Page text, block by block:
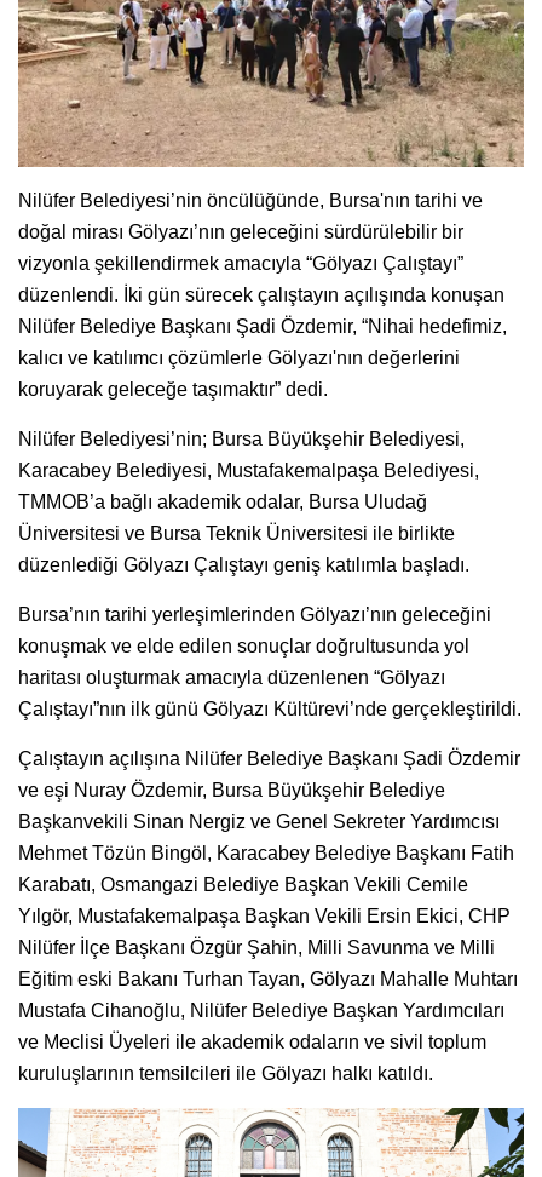
Nilüfer Belediyesi’nin öncülüğünde, Bursa'nın tarihi ve
doğal mirası Gölyazı’nın geleceğini sürdürülebilir bir
vizyonla şekillendirmek amacıyla “Gölyazı Çalıştayı”
düzenlendi. İki gün sürecek çalıştayın açılışında konuşan
Nilüfer Belediye Başkanı Şadi Özdemir, “Nihai hedefimiz,
kalıcı ve katılımcı çözümlerle Gölyazı'nın değerlerini
koruyarak geleceğe taşımaktır” dedi.
Nilüfer Belediyesi’nin; Bursa Büyükşehir Belediyesi,
Karacabey Belediyesi, Mustafakemalpaşa Belediyesi,
TMMOB’a bağlı akademik odalar, Bursa Uludağ
Üniversitesi ve Bursa Teknik Üniversitesi ile birlikte
düzenlediği Gölyazı Çalıştayı geniş katılımla başladı.
Bursa’nın tarihi yerleşimlerinden Gölyazı’nın geleceğini
konuşmak ve elde edilen sonuçlar doğrultusunda yol
haritası oluşturmak amacıyla düzenlenen “Gölyazı
Çalıştayı”nın ilk günü Gölyazı Kültürevi’nde gerçekleştirildi.
Çalıştayın açılışına Nilüfer Belediye Başkanı Şadi Özdemir
ve eşi Nuray Özdemir, Bursa Büyükşehir Belediye
Başkanvekili Sinan Nergiz ve Genel Sekreter Yardımcısı
Mehmet Tözün Bingöl, Karacabey Belediye Başkanı Fatih
Karabatı, Osmangazi Belediye Başkan Vekili Cemile
Yılgör, Mustafakemalpaşa Başkan Vekili Ersin Ekici, CHP
Nilüfer İlçe Başkanı Özgür Şahin, Milli Savunma ve Milli
Eğitim eski Bakanı Turhan Tayan, Gölyazı Mahalle Muhtarı
Mustafa Cihanoğlu, Nilüfer Belediye Başkan Yardımcıları
ve Meclisi Üyeleri ile akademik odaların ve sivil toplum
kuruluşlarının temsilcileri ile Gölyazı halkı katıldı.